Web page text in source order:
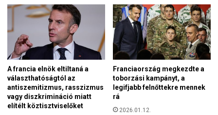
e
p
r
o
g
r
a
n
A francia elnök eltiltaná a
választhatóságtól az
antiszemitizmus, rasszizmus
vagy diszkrimináció miatt
elítélt köztisztviselőket
Franciaország megkezdte a
toborzási kampányt, a
legifjabb felnőttekre mennek
rá
2026.01.12.